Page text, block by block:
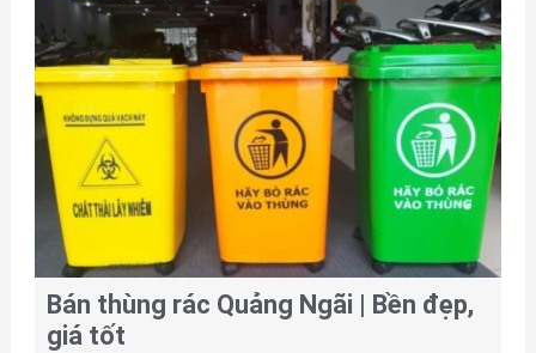
Bán thùng rác Quảng Ngãi | Bền đẹp,
giá tốt